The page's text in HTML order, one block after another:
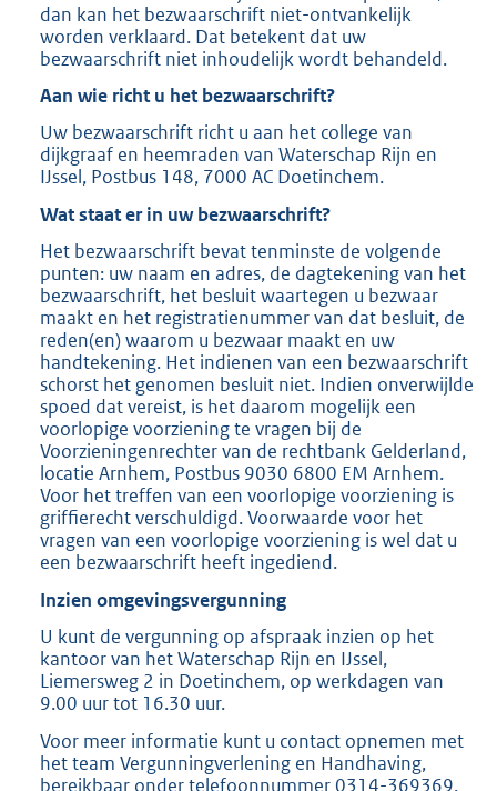
dan kan het bezwaarschrift niet-ontvankelijk
worden verklaard. Dat betekent dat uw
bezwaarschrift niet inhoudelijk wordt behandeld.
Aan wie richt u het bezwaarschrift?
Uw bezwaarschrift richt u aan het college van
dijkgraaf en heemraden van Waterschap Rijn en
IJssel, Postbus 148, 7000 AC Doetinchem.
Wat staat er in uw bezwaarschrift?
Het bezwaarschrift bevat tenminste de volgende
punten: uw naam en adres, de dagtekening van het
bezwaarschrift, het besluit waartegen u bezwaar
maakt en het registratienummer van dat besluit, de
reden(en) waarom u bezwaar maakt en uw
handtekening. Het indienen van een bezwaarschrift
schorst het genomen besluit niet. Indien onverwijlde
spoed dat vereist, is het daarom mogelijk een
voorlopige voorziening te vragen bij de
Voorzieningenrechter van de rechtbank Gelderland,
locatie Arnhem, Postbus 9030 6800 EM Arnhem.
Voor het treffen van een voorlopige voorziening is
griffierecht verschuldigd. Voorwaarde voor het
vragen van een voorlopige voorziening is wel dat u
een bezwaarschrift heeft ingediend.
Inzien omgevingsvergunning
U kunt de vergunning op afspraak inzien op het
kantoor van het Waterschap Rijn en IJssel,
Liemersweg 2 in Doetinchem, op werkdagen van
9.00 uur tot 16.30 uur.
Voor meer informatie kunt u contact opnemen met
het team Vergunningverlening en Handhaving,
bereikbaar onder telefoonnummer 0314-369369.